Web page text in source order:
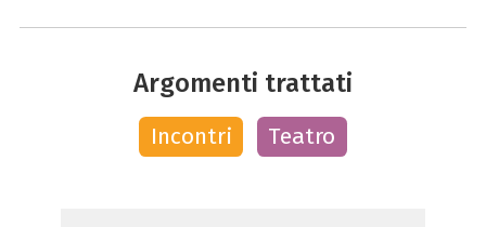
Argomenti trattati
Incontri Teatro